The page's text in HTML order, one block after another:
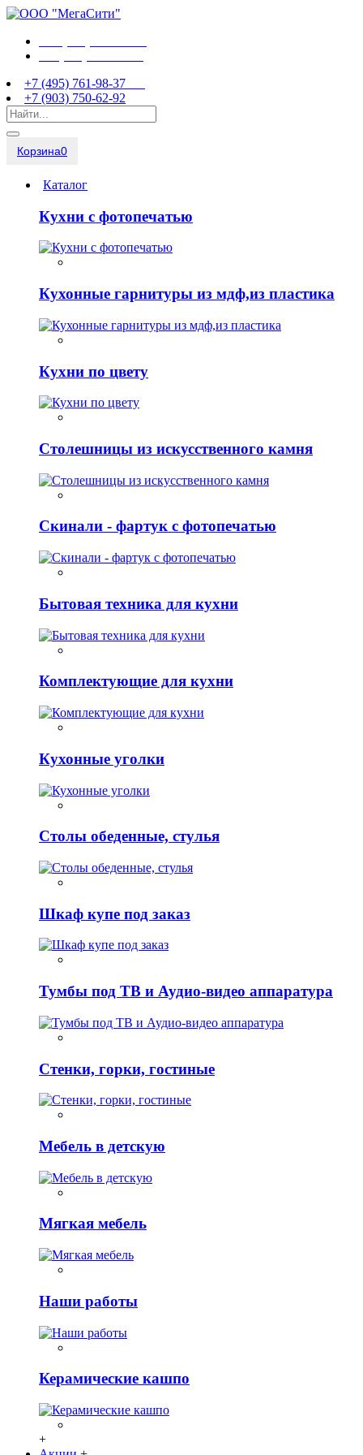
+7 (495) 761-98-37
+7 (903) 750-62-92
Корзина0
Каталог
Кухни с фотопечатью
Кухонные гарнитуры из мдф,из пластика
Кухни по цвету
Столешницы из искусственного камня
Скинали - фартук с фотопечатью
Бытовая техника для кухни
Комплектующие для кухни
Кухонные уголки
Столы обеденные, стулья
Шкаф купе под заказ
Тумбы под ТВ и Аудио-видео аппаратура
Стенки, горки, гостиные
Мебель в детскую
Мягкая мебель
Наши работы
Керамические кашпо
+